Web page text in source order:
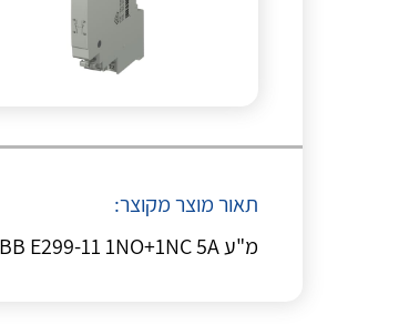
תאור מוצר מקוצר:
מ"ע ABB E299-11 1NO+1NC 5A